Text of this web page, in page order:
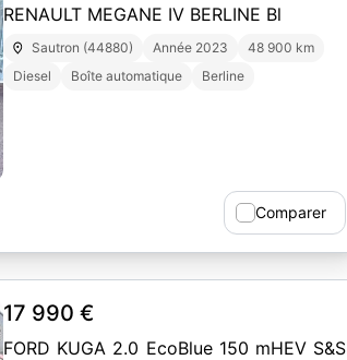
RENAULT MEGANE IV BERLINE Bl
Sautron (44880) Année 2023
48 900 km
Diesel
Boîte automatique Berline
Comparer
17 990 €
FORD KUGA 2.0 EcoBlue 150 mHEV S&S